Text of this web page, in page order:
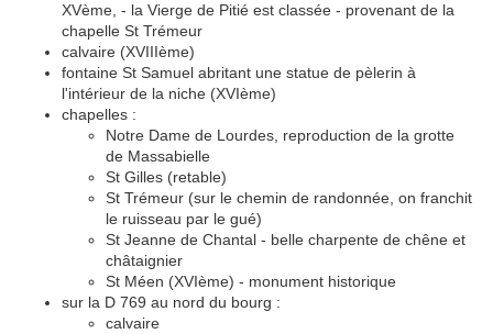
XVème, - la Vierge de Pitié est classée - provenant de la
chapelle St Trémeur
calvaire (XVIIIème)
fontaine St Samuel abritant une statue de pèlerin à
l'intérieur de la niche (XVIème)
chapelles :
Notre Dame de Lourdes, reproduction de la grotte
de Massabielle
St Gilles (retable)
St Trémeur (sur le chemin de randonnée, on franchit
le ruisseau par le gué)
St Jeanne de Chantal - belle charpente de chêne et
châtaignier
St Méen (XVIème) - monument historique
sur la D 769 au nord du bourg :
calvaire